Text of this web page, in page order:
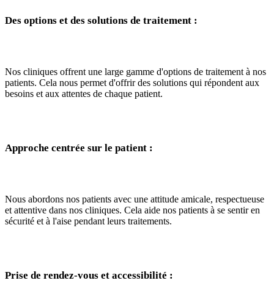
Des options et des solutions de traitement :
Nos cliniques offrent une large gamme d'options de traitement à nos
patients. Cela nous permet d'offrir des solutions qui répondent aux
besoins et aux attentes de chaque patient.
Approche centrée sur le patient :
Nous abordons nos patients avec une attitude amicale, respectueuse
et attentive dans nos cliniques. Cela aide nos patients à se sentir en
sécurité et à l'aise pendant leurs traitements.
Prise de rendez-vous et accessibilité :